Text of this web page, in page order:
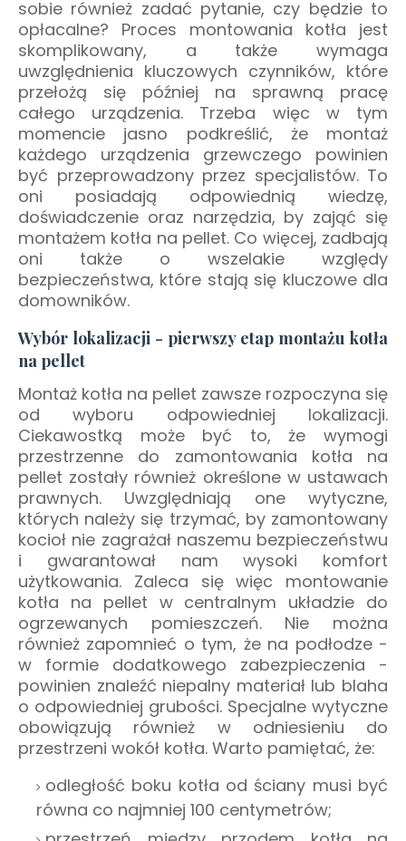
sobie również zadać pytanie, czy będzie to
opłacalne? Proces montowania kotła jest
skomplikowany, a także wymaga
uwzględnienia kluczowych czynników, które
przełożą się później na sprawną pracę
całego urządzenia. Trzeba więc w tym
momencie jasno podkreślić, że montaż
każdego urządzenia grzewczego powinien
być przeprowadzony przez specjalistów. To
oni posiadają odpowiednią wiedzę,
doświadczenie oraz narzędzia, by zająć się
montażem kotła na pellet. Co więcej, zadbają
oni także o wszelakie względy
bezpieczeństwa, które stają się kluczowe dla
domowników.
Wybór lokalizacji - pierwszy etap montażu kotła
na pellet
Montaż kotła na pellet zawsze rozpoczyna się
od wyboru odpowiedniej lokalizacji.
Ciekawostką może być to, że wymogi
przestrzenne do zamontowania kotła na
pellet zostały również określone w ustawach
prawnych. Uwzględniają one wytyczne,
których należy się trzymać, by zamontowany
kocioł nie zagrażał naszemu bezpieczeństwu
i gwarantował nam wysoki komfort
użytkowania. Zaleca się więc montowanie
kotła na pellet w centralnym układzie do
ogrzewanych pomieszczeń. Nie można
również zapomnieć o tym, że na podłodze -
w formie dodatkowego zabezpieczenia -
powinien znaleźć niepalny materiał lub blaha
o odpowiedniej grubości. Specjalne wytyczne
obowiązują również w odniesieniu do
przestrzeni wokół kotła. Warto pamiętać, że:
odległość boku kotła od ściany musi być
równa co najmniej 100 centymetrów;